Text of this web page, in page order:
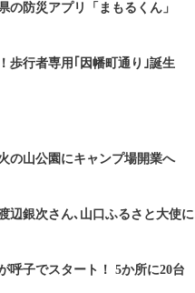
防災アプリ「まもるくん」
歩行者専用｢因幡町通り｣誕生
の山公園にキャンプ場開業へ
辺銀次さん､山口ふるさと大使に
呼子でスタート！ 5か所に20台